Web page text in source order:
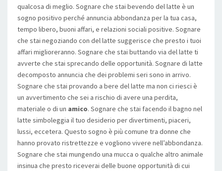
qualcosa di meglio. Sognare che stai bevendo del latte è un
sogno positivo perché annuncia abbondanza per la tua casa,
tempo libero, buoni affari, e relazioni sociali positive. Sognare
che stai negoziando con del latte suggerisce che presto i tuoi
affari miglioreranno. Sognare che stai buttando via del latte ti
avverte che stai sprecando delle opportunità. Sognare di latte
decomposto annuncia che dei problemi seri sono in arrivo.
Sognare che stai provando a bere del latte ma non ci riesci è
un avvertimento che sei a rischio di avere una perdita,
materiale o di un amico. Sognare che stai facendo il bagno nel
latte simboleggia il tuo desiderio per divertimenti, piaceri,
lussi, eccetera. Questo sogno è più comune tra donne che
hanno provato ristrettezze e vogliono vivere nell’abbondanza.
Sognare che stai mungendo una mucca o qualche altro animale
insinua che presto riceverai delle buone opportunità di cui